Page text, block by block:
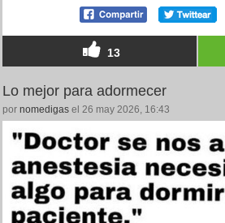
13
Lo mejor para adormecer
por nomedigas el 26 may 2026, 16:43